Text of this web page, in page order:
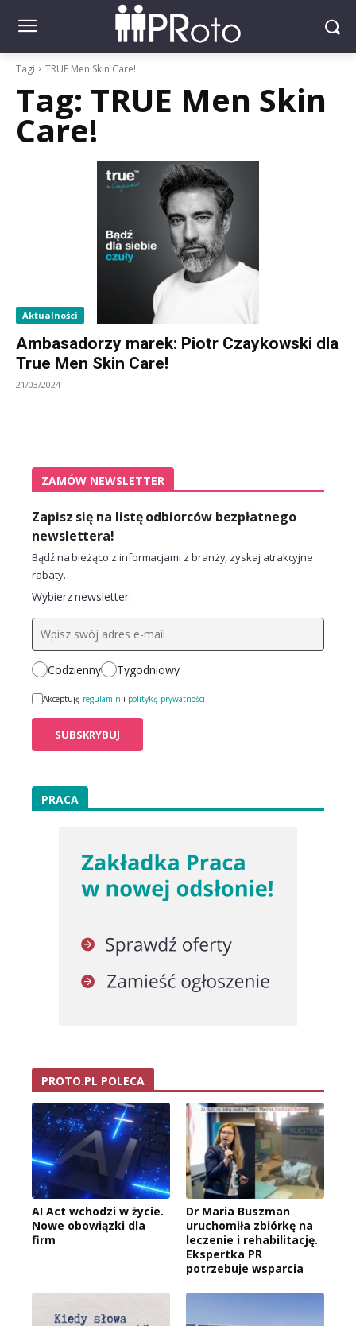
Tagi TRUE Men Skin Care!
Tag: TRUE Men Skin
Care!
Aktualności
Ambasadorzy marek: Piotr Czaykowski dla
True Men Skin Care!
21/03/2024
ZAMÓW NEWSLETTER
Zapisz się na listę odbiorców bezpłatnego
newslettera!
Bądź na bieżąco z informacjami z branży, zyskaj atrakcyjne
rabaty.
Wybierz newsletter:
Codzienny Tygodniowy
Akceptuję regulamin i politykę prywatności
PRACA
PROTO.PL POLECA
AI Act wchodzi w życie.
Nowe obowiązki dla
firm
Dr Maria Buszman
uruchomiła zbiórkę na
leczenie i rehabilitację.
Ekspertka PR
potrzebuje wsparcia